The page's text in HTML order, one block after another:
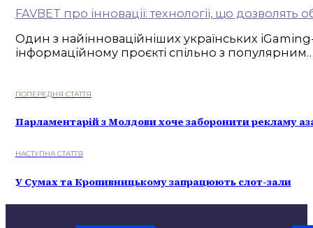
FAVBET про інновації: технології, що
Один з найінноваційніших українських
інформаційному проєкті спільно з
ПОПЕРЕДНЯ СТАТТЯ
Парламентарій з Молдови хоче заборонити рекламу
НАСТУПНА СТАТТЯ
У Сумах та Кропивницькому запрацюють слот-зали